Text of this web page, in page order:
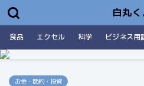
白丸く
食品 エクセル 科学 ビジネス用
お金・節約・投資